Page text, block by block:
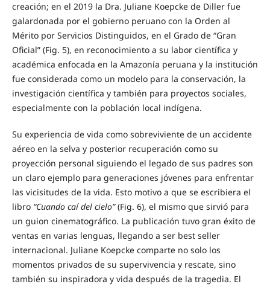
creación; en el 2019 la Dra. Juliane Koepcke de Diller fue
galardonada por el gobierno peruano con la Orden al
Mérito por Servicios Distinguidos, en el Grado de “Gran
Oficial” (Fig. 5), en reconocimiento a su labor científica y
académica enfocada en la Amazonía peruana y la institución
fue considerada como un modelo para la conservación, la
investigación científica y también para proyectos sociales,
especialmente con la población local indígena.
Su experiencia de vida como sobreviviente de un accidente
aéreo en la selva y posterior recuperación como su
proyección personal siguiendo el legado de sus padres son
un claro ejemplo para generaciones jóvenes para enfrentar
las vicisitudes de la vida. Esto motivo a que se escribiera el
libro “Cuando caí del cielo”(Fig. 6), el mismo que sirvió para
un guion cinematográfico. La publicación tuvo gran éxito de
ventas en varias lenguas, llegando a ser best seller
internacional. Juliane Koepcke comparte no solo los
momentos privados de su supervivencia y rescate, sino
también su inspiradora y vida después de la tragedia. El